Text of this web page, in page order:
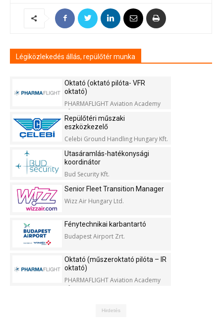
Légiközlekedés állás, repülőtér munka
Oktató (oktató pilóta- VFR
oktató)
PHARMAFLIGHT Aviation Academy
Kft.
Repülőtéri műszaki
eszközkezelő
Celebi Ground Handling Hungary Kft.
Utasáramlás-hatékonysági
koordinátor
Bud Security Kft.
Senior Fleet Transition Manager
Wizz Air Hungary Ltd.
Fénytechnikai karbantartó
Budapest Airport Zrt.
Oktató (műszeroktató pilóta – IR
oktató)
PHARMAFLIGHT Aviation Academy
Kft.
Hirdetés